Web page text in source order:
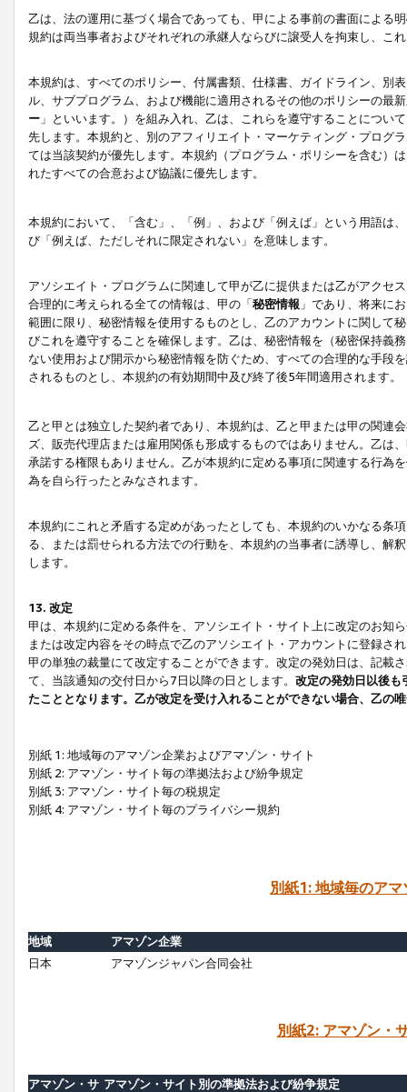
乙は、法の運用に基づく場合であっても、甲による事前の書面による
規約は両当事者およびそれぞれの承継人ならびに譲受人を拘束し、こ
本規約は、すべてのポリシー、付属書類、仕様書、ガイドライン、別
ル、サブプログラム、および機能に適用されるその他のポリシーの最
ー 」といいます。）を組み入れ、乙は、これらを遵守することにつ
先します。本規約と、別のアフィリエイト・マーケティング・プログ
ては当該契約が優先します。本規約（プログラム・ポリシーを含む）
れたすべての合意および協議に優先します。
本規約において、「含む」、「例」、および「例えば」という用語は
び「例えば、ただしそれに限定されない」を意味します。
アソシエイト・プログラムに関連して甲が乙に提供または乙がアクセ
合理的に考えられる全ての情報は、甲の「秘密情報 」であり、将来に
範囲に限り、秘密情報を使用するものとし、乙のアカウントに関して
びこれを遵守することを確保します。乙は、秘密情報を（秘密保持義
ない使用および開示から秘密情報を防ぐため、すべての合理的な手段
されるものとし、本規約の有効期間中及び終了後5年間適用されます。
乙と甲とは独立した契約者であり、本規約は、乙と甲または甲の関連
ズ、販売代理店または雇用関係も形成するものではありません。乙は
承諾する権限もありません。乙が本規約に定める事項に関連する行為
為を自ら行ったとみなされます。
本規約にこれと矛盾する定めがあったとしても、本規約のいかなる条
る、または罰せられる方法での行動を、本規約の当事者に誘導し、解
します。
13. 改定
甲は、本規約に定める条件を、アソシエイト・サイト上に改定のお知
または改定内容をその時点で乙のアソシエイト・アカウントに登録さ
甲の単独の裁量にて改定することができます。改定の発効日は、記載
て、当該通知の交付日から7日以降の日とします。 改定の発効日以後も
たこととなります。乙が改定を受け入れることができない場合、乙の
別紙 1: 地域毎のアマゾン企業およびアマゾン・サイト
別紙 2: アマゾン・サイト毎の準拠法および紛争規定
別紙 3: アマゾン・サイト毎の税規定
別紙 4: アマゾン・サイト毎のプライバシー規約
別紙1: 地域毎のア
地域
アマゾン企業
日本
アマゾンジャパン合同会社
別紙2: アマゾン・
アマゾン・サ アマゾン・サイト別の準拠法および紛争規定